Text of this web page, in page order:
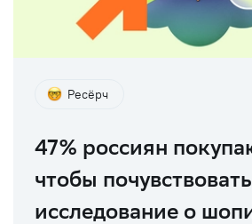
Ресёрч
47% россиян
чтобы
исследование о